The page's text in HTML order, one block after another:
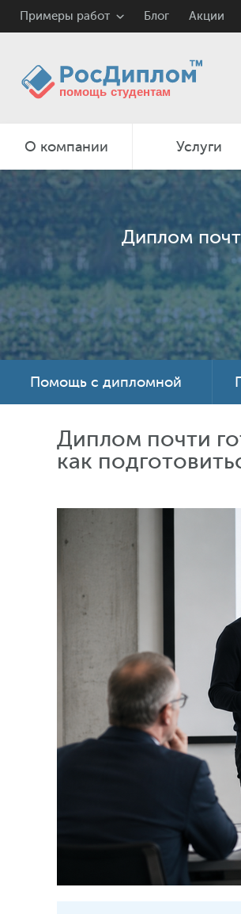
Примеры работ Блог Акции
О компании Услуги
Диплом
Помощь с дипломной
Диплом почти
как